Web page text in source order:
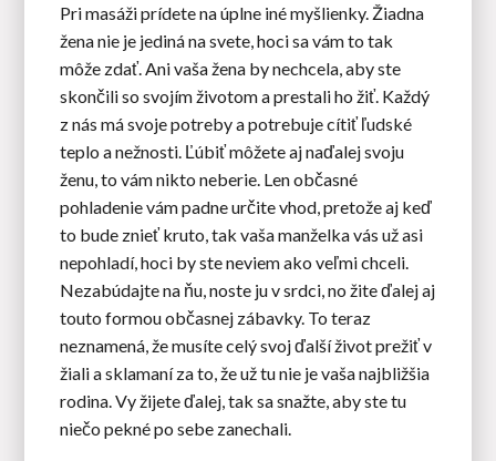
Pri masáži prídete na úplne iné myšlienky. Žiadna
žena nie je jediná na svete, hoci sa vám to tak
môže zdať. Ani vaša žena by nechcela, aby ste
skončili so svojím životom a prestali ho žiť. Každý
z nás má svoje potreby a potrebuje cítiť ľudské
teplo a nežnosti. Ľúbiť môžete aj naďalej svoju
ženu, to vám nikto neberie. Len občasné
pohladenie vám padne určite vhod, pretože aj keď
to bude znieť kruto, tak vaša manželka vás už asi
nepohladí, hoci by ste neviem ako veľmi chceli.
Nezabúdajte na ňu, noste ju v srdci, no žite ďalej aj
touto formou občasnej zábavky. To teraz
neznamená, že musíte celý svoj ďalší život prežiť v
žiali a sklamaní za to, že už tu nie je vaša najbližšia
rodina. Vy žijete ďalej, tak sa snažte, aby ste tu
niečo pekné po sebe zanechali.